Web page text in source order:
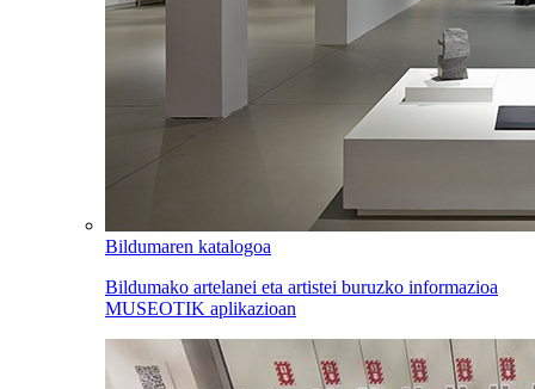
Bildumaren katalogoa
Bildumako artelanei eta artistei buruzko informazioa
MUSEOTIK aplikazioan